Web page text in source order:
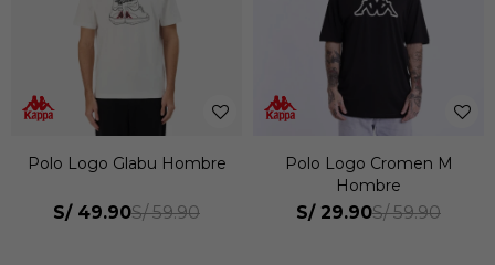
Polo Logo Glabu Hombre
S/ 49.90S/ 59.90
Polo Logo Cromen M
Hombre
S/ 29.90S/ 59.90